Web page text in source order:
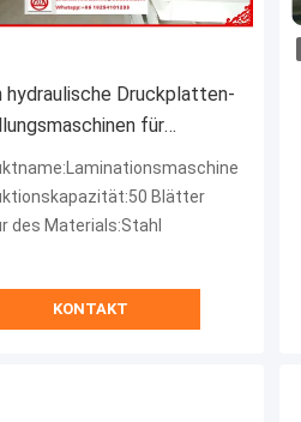
hydraulische Druckplatten-
für
/
Blätter
des Materials:Stahl
KONTAKT